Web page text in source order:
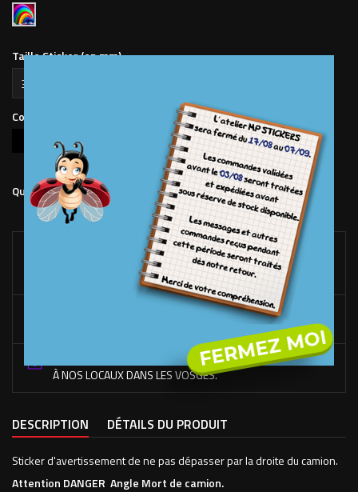
Impression
Numérique
Taille Sticker (en mm)
Couleur du texte
Quantité  Ajouter au panier
LIVRAISON OFFERTE*
DÉS 100€ D'ACHAT SUR LE SITE. (FRANCE MÉTROPOLITAINE
DÉS 50€ D'ACHAT DE STICKERS UNIQUEMENT.
À NOS LOCAUX DANS LES VOSGES.
DESCRIPTION DÉTAILS DU PRODUIT
Sticker d'avertissement de ne pas dépasser par la droite du camion.
Attention DANGER Angle Mort de camion.
FERMEZ MOI